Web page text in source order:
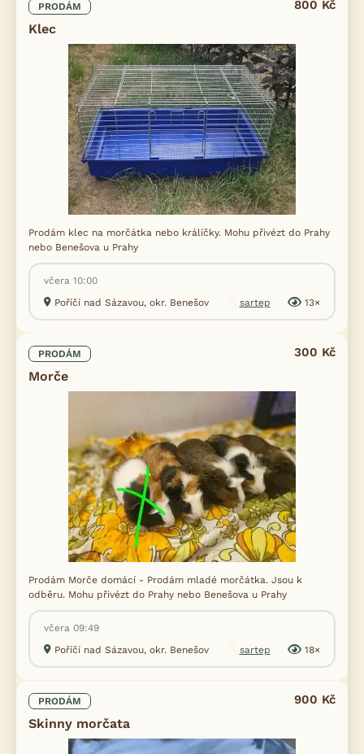
PRODÁM
Klec
800 Kč
Prodám klec na morčátka nebo králíčky. Mohu přivézt do Prahy
nebo Benešova u Prahy
včera 10:00
Poříčí nad Sázavou, okr. Benešov
sartep 13×
PRODÁM
Morče
300 Kč
Prodám Morče domácí - Prodám mladé morčátka. Jsou k
odběru. Mohu přivézt do Prahy nebo Benešova u Prahy
včera 09:49
Poříčí nad Sázavou, okr. Benešov
sartep 18×
PRODÁM
Skinny morčata
900 Kč